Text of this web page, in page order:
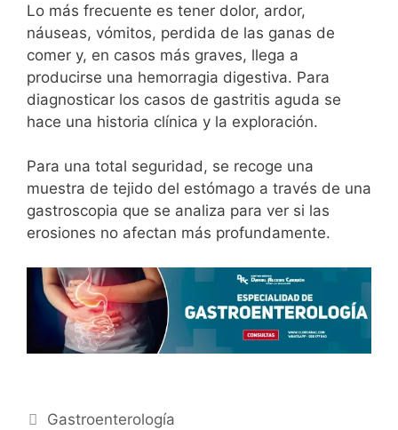
Lo más frecuente es tener dolor, ardor,
náuseas, vómitos, perdida de las ganas de
comer y, en casos más graves, llega a
producirse una hemorragia digestiva. Para
diagnosticar los casos de gastritis aguda se
hace una historia clínica y la exploración.
Para una total seguridad, se recoge una
muestra de tejido del estómago a través de una
gastroscopia que se analiza para ver si las
erosiones no afectan más profundamente.
Gastroenterología